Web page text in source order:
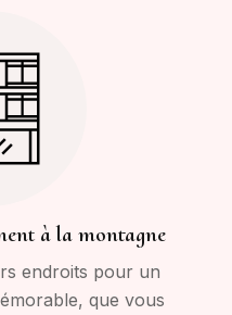
à la montagne
endroits pour un
que vous